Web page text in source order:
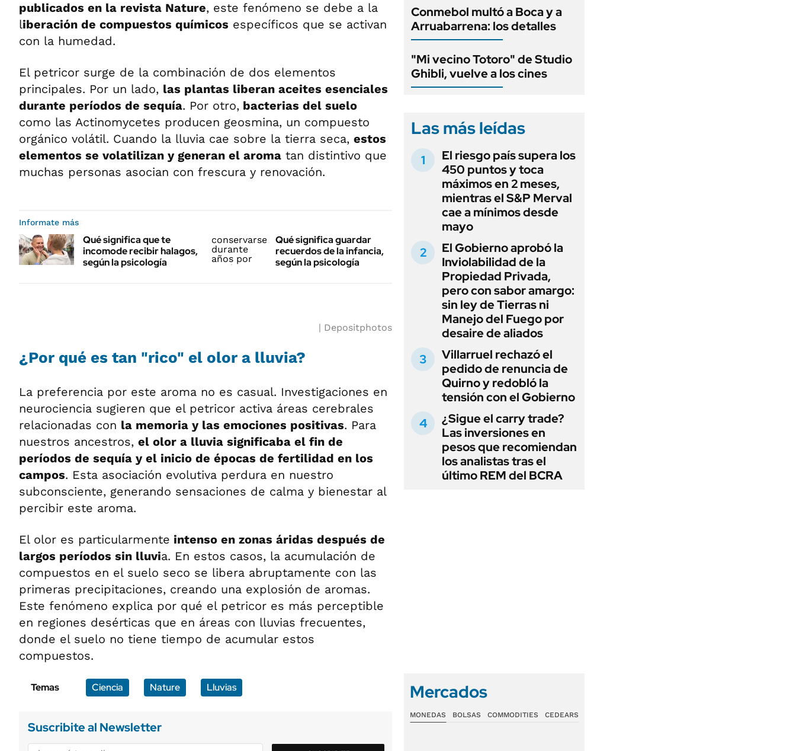
publicados en la revista Nature, este fenómeno se debe a la
liberación de compuestos químicos específicos que se activan
con la humedad.
El petricor surge de la combinación de dos elementos
principales. Por un lado, las plantas liberan aceites esenciales
durante períodos de sequía. Por otro, bacterias del suelo
como las Actinomycetes producen geosmina, un compuesto
orgánico volátil. Cuando la lluvia cae sobre la tierra seca, estos
elementos se volatilizan y generan el aroma tan distintivo que
muchas personas asocian con frescura y renovación.
Informate más
Qué significa que te
incomode recibir halagos,
según la psicología
Qué significa guardar
recuerdos de la infancia,
según la psicología
Depositphotos
¿Por qué es tan "rico" el olor a lluvia?
La preferencia por este aroma no es casual. Investigaciones en
neurociencia sugieren que el petricor activa áreas cerebrales
relacionadas con la memoria y las emociones positivas. Para
nuestros ancestros, el olor a lluvia significaba el fin de
períodos de sequía y el inicio de épocas de fertilidad en los
campos. Esta asociación evolutiva perdura en nuestro
subconsciente, generando sensaciones de calma y bienestar al
percibir este aroma.
El olor es particularmente intenso en zonas áridas después de
largos períodos sin lluvia. En estos casos, la acumulación de
compuestos en el suelo seco se libera abruptamente con las
primeras precipitaciones, creando una explosión de aromas.
Este fenómeno explica por qué el petricor es más perceptible
en regiones desérticas que en áreas con lluvias frecuentes,
donde el suelo no tiene tiempo de acumular estos
compuestos.
Temas Ciencia Nature Lluvias
Suscribite al Newsletter
Conmebol multó a Boca y a
Arruabarrena: los detalles
"Mi vecino Totoro" de Studio
Ghibli, vuelve a los cines
Las más leídas
El riesgo país supera los
450 puntos y toca
máximos en 2 meses,
mientras el S&P Merval
cae a mínimos desde
mayo
El Gobierno aprobó la
Inviolabilidad de la
Propiedad Privada,
pero con sabor amargo:
sin ley de Tierras ni
Manejo del Fuego por
desaire de aliados
Villarruel rechazó el
pedido de renuncia de
Quirno y redobló la
tensión con el Gobierno
¿Sigue el carry trade?
Las inversiones en
pesos que recomiendan
los analistas tras el
último REM del BCRA
Mercados
MONEDAS BOLSAS COMMODITIES CEDEARS